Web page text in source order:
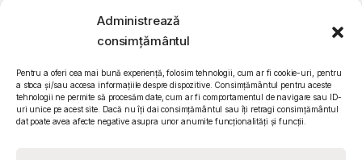
Administrează
consimțământul
Pentru a oferi cea mai bună experiență, folosim tehnologii, cum ar fi cookie-uri, pentru
a stoca și/sau accesa informațiile despre dispozitive. Consimțământul pentru aceste
tehnologii ne permite să procesăm date, cum ar fi comportamentul de navigare sau ID-
uri unice pe acest site. Dacă nu îți dai consimțământul sau îți retragi consimțământul
dat poate avea afecte negative asupra unor anumite funcționalități și funcții.
©2010 – 2024 Quattro SRL
CIF: RO15571358 | Reg. com: J26/839/2003